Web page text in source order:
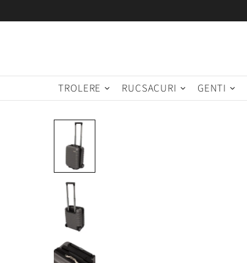
TROLERE RUCSACURI GENTI